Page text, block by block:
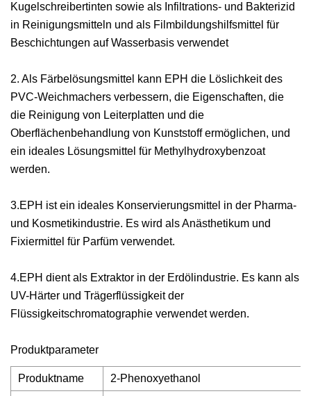
Kugelschreibertinten sowie als Infiltrations- und Bakterizid
in Reinigungsmitteln und als Filmbildungshilfsmittel für
Beschichtungen auf Wasserbasis verwendet
2. Als Färbelösungsmittel kann EPH die Löslichkeit des
PVC-Weichmachers verbessern, die Eigenschaften, die
die Reinigung von Leiterplatten und die
Oberflächenbehandlung von Kunststoff ermöglichen, und
ein ideales Lösungsmittel für Methylhydroxybenzoat
werden.
3.EPH ist ein ideales Konservierungsmittel in der Pharma-
und Kosmetikindustrie. Es wird als Anästhetikum und
Fixiermittel für Parfüm verwendet.
4.EPH dient als Extraktor in der Erdölindustrie. Es kann als
UV-Härter und Trägerflüssigkeit der
Flüssigkeitschromatographie verwendet werden.
Produktparameter
Produktname 2-Phenoxyethanol